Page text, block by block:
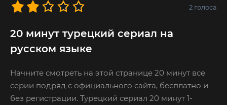
2 голоса
20 минут турецкий сериал на
русском языке
Начните смотреть на этой странице 20 минут все
серии подряд с официального сайта, бесплатно и
без регистрации. Турецкий сериал 20 минут 1-